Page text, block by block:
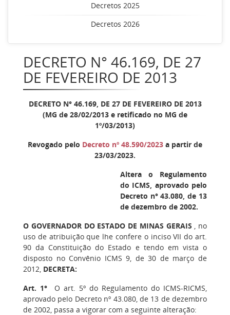
Decretos 2025
Decretos 2026
DECRETO N° 46.169, DE 27
DE FEVEREIRO DE 2013
DECRETO N° 46.169, DE 27 DE FEVEREIRO DE 2013
(MG de 28/02/2013 e retificado no MG de
1º/03/2013)
Revogado pelo Decreto nº 48.590/2023 a partir de
23/03/2023.
Altera o Regulamento
do ICMS, aprovado pelo
Decreto n° 43.080, de 13
de dezembro de 2002.
O GOVERNADOR DO ESTADO DE MINAS GERAIS , no
uso de atribuição que lhe confere o inciso VII do art.
90 da Constituição do Estado e tendo em vista o
disposto no Convênio ICMS 9, de 30 de março de
2012, DECRETA:
Art. 1° O art. 5º do Regulamento do ICMS-RICMS,
aprovado pelo Decreto nº 43.080, de 13 de dezembro
de 2002, passa a vigorar com a seguinte alteração: